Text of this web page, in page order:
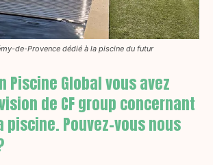
de-Provence dédié à la piscine du futur
Piscine Global vous avez
de CF group concernant
piscine. Pouvez-vous nous